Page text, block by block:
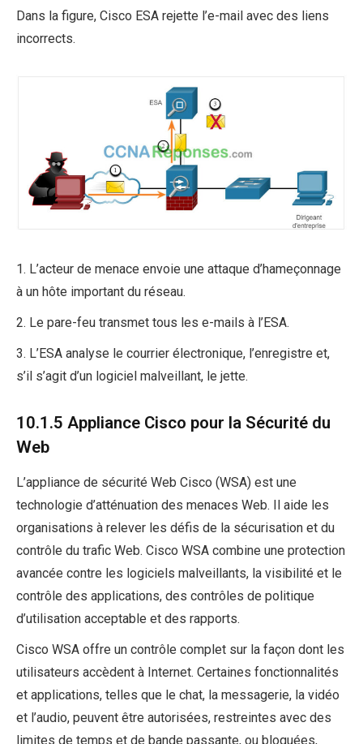
Dans la figure, Cisco ESA rejette l’e-mail avec des liens
incorrects.
1. L’acteur de menace envoie une attaque d’hameçonnage
à un hôte important du réseau.
2. Le pare-feu transmet tous les e-mails à l’ESA.
3. L’ESA analyse le courrier électronique, l’enregistre et,
s’il s’agit d’un logiciel malveillant, le jette.
10.1.5 Appliance Cisco pour la Sécurité du
Web
L’appliance de sécurité Web Cisco (WSA) est une
technologie d’atténuation des menaces Web. Il aide les
organisations à relever les défis de la sécurisation et du
contrôle du trafic Web. Cisco WSA combine une protection
avancée contre les logiciels malveillants, la visibilité et le
contrôle des applications, des contrôles de politique
d’utilisation acceptable et des rapports.
Cisco WSA offre un contrôle complet sur la façon dont les
utilisateurs accèdent à Internet. Certaines fonctionnalités
et applications, telles que le chat, la messagerie, la vidéo
et l’audio, peuvent être autorisées, restreintes avec des
limites de temps et de bande passante, ou bloquées,